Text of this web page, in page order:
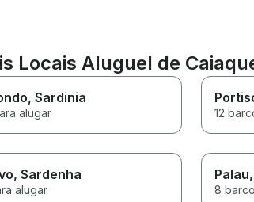
Locais Aluguel de
, Sardinia
alugar 12
, Sardenha
alugar
Palau
8